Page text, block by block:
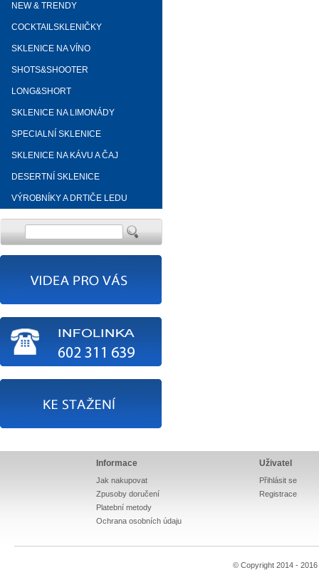
NEW & TRENDY
COCKTAILSKLENIČKY
SKLENICE NA VÍNO
SHOTS&SHOOTER
LONG&SHORT
SKLENICE NA LIMONÁDY
SPECIALNÍ SKLENICE
SKLENICE NA KÁVU A ČAJ
DESERTNÍ SKLENICE
VÝROBNÍKY A DRTIČE LEDU
Informace
Jak nakupovat
Zpusoby doručení
Platební metody
Ochrana osobních údaju
Uživatel
Přihlásit se
Registrace
© Copyright 2014 - 2016